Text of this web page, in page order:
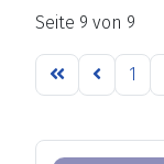
Seite 9 von 9
1